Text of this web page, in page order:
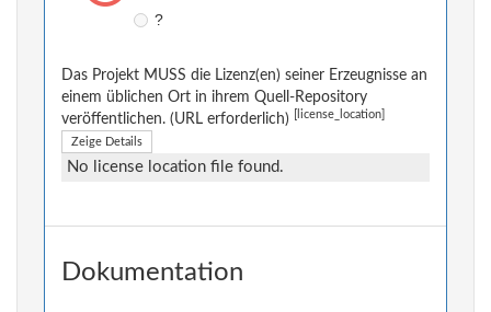
?
Das Projekt MUSS die Lizenz(en) seiner Erzeugnisse an
einem üblichen Ort in ihrem Quell-Repository
veröffentlichen. (URL erforderlich)
[license_location]
Zeige Details
No license location file found.
Dokumentation